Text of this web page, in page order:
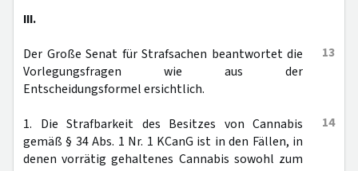
III.
13
Der Große Senat für Strafsachen beantwortet die
Vorlegungsfragen wie aus der
Entscheidungsformel ersichtlich.
14
1. Die Strafbarkeit des Besitzes von Cannabis
gemäß § 34 Abs. 1 Nr. 1 KCanG ist in den Fällen, in
denen vorrätig gehaltenes Cannabis sowohl zum